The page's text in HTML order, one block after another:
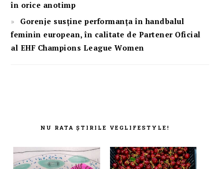
în orice anotimp
Gorenje susține performanța în handbalul
feminin european, în calitate de Partener Oficial
al EHF Champions League Women
NU RATA ȘTIRILE VEGLIFESTYLE!